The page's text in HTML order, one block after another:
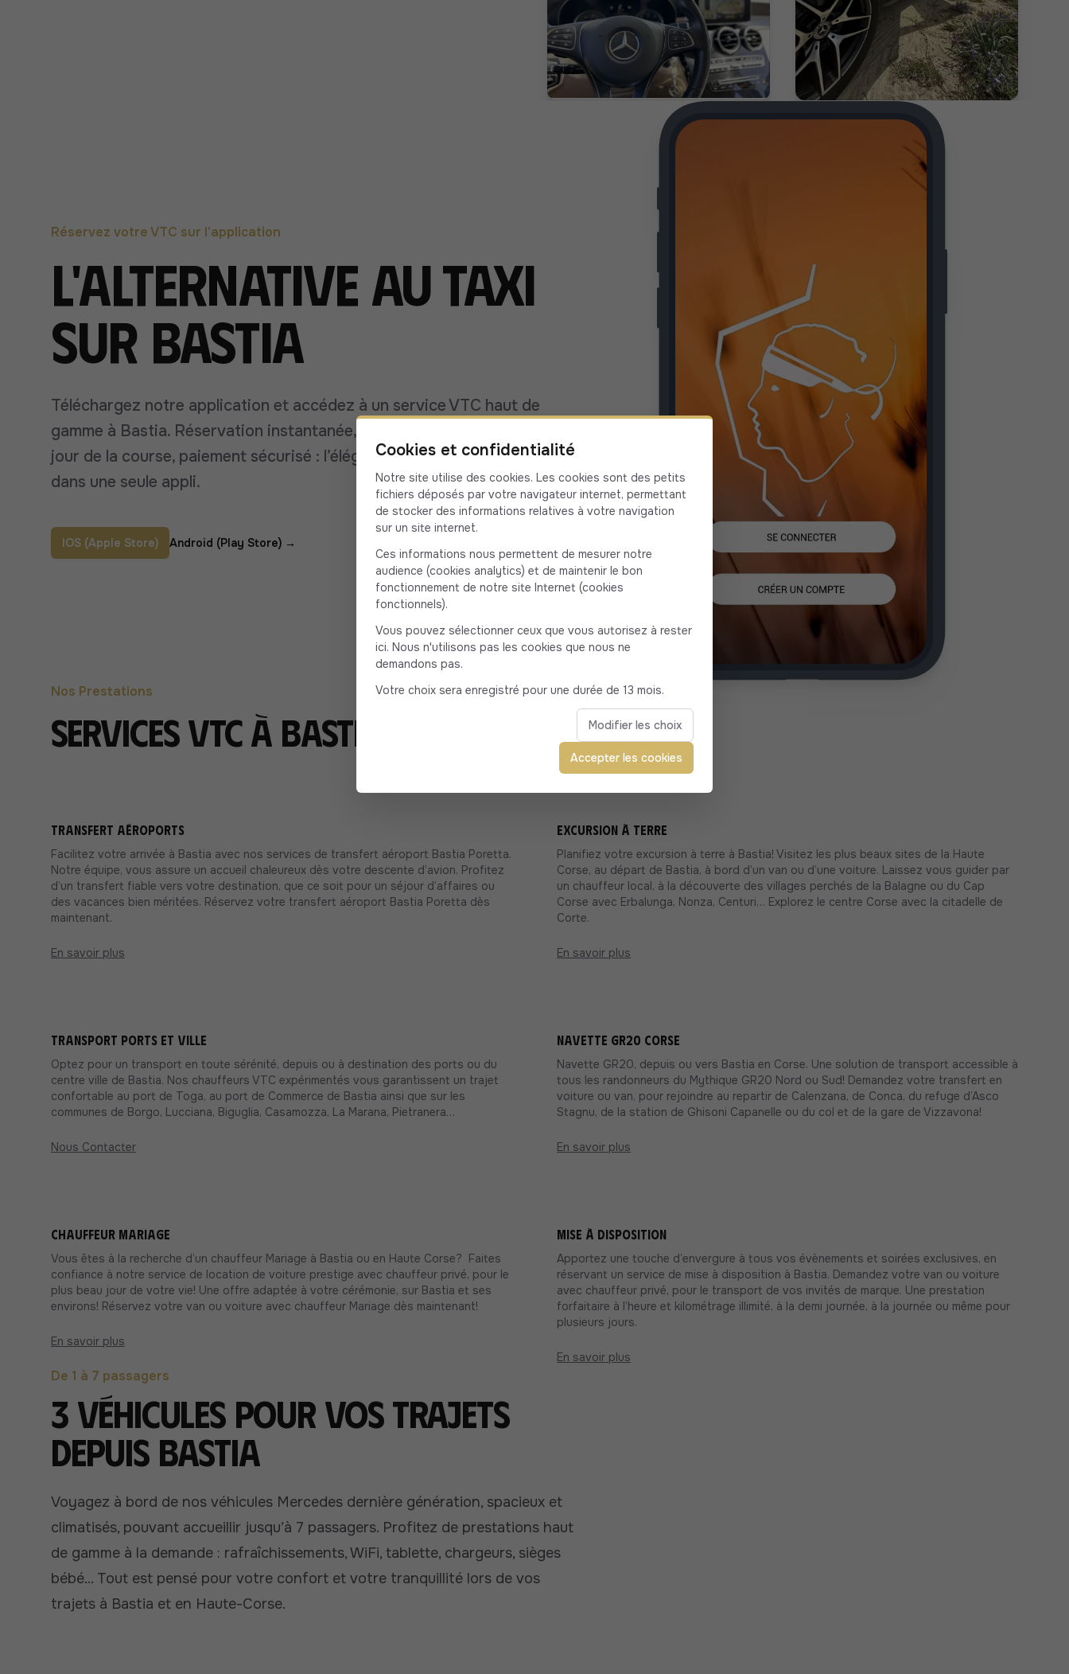
Réservez votre VTC sur l'application
L'alternative au taxi
sur Bastia
Téléchargez notre application et accédez à un service VTC haut de
gamme à Bastia. Réservation instantanée, suivi chauffeur en direct le
jour de la course, paiement sécurisé : l’élégance et l’efficacité réunies
dans une seule appli.
IOS (Apple Store) Android (Play Store) →
Nos Prestations
Services VTC à Bastia
Transfert aéroports
Facilitez votre arrivée à Bastia avec nos services de transfert aéroport Bastia Poretta.
Notre équipe, vous assure un accueil chaleureux dès votre descente d’avion. Profitez
d’un transfert fiable vers votre destination, que ce soit pour un séjour d’affaires ou
des vacances bien méritées. Réservez votre transfert aéroport Bastia Poretta dès
maintenant.
En savoir plus
Excursion à terre
Planifiez votre excursion à terre à Bastia! Visitez les plus beaux sites de la Haute
Corse, au départ de Bastia, à bord d’un van ou d’une voiture. Laissez vous guider par
un chauffeur local, à la découverte des villages perchés de la Balagne ou du Cap
Corse avec Erbalunga, Nonza, Centuri… Explorez le centre Corse avec la citadelle de
Corte.
En savoir plus
Transport Ports et ville
Optez pour un transport en toute sérénité, depuis ou à destination des ports ou du
centre ville de Bastia. Nos chauffeurs VTC expérimentés vous garantissent un trajet
confortable au port de Toga, au port de Commerce de Bastia ainsi que sur les
communes de Borgo, Lucciana, Biguglia, Casamozza, La Marana, Pietranera…
Nous Contacter
Navette GR20 Corse
Navette GR20, depuis ou vers Bastia en Corse. Une solution de transport accessible à
tous les randonneurs du Mythique GR20 Nord ou Sud! Demandez votre transfert en
voiture ou van, pour rejoindre au repartir de Calenzana, de Conca, du refuge d’Asco
Stagnu, de la station de Ghisoni Capanelle ou du col et de la gare de Vizzavona!
En savoir plus
Chauffeur Mariage
Vous êtes à la recherche d’un chauffeur Mariage à Bastia ou en Haute Corse? Faites
confiance à notre service de location de voiture prestige avec chauffeur privé, pour le
plus beau jour de votre vie! Une offre adaptée à votre cérémonie, sur Bastia et ses
environs! Réservez votre van ou voiture avec chauffeur Mariage dès maintenant!
En savoir plus
Mise à disposition
Apportez une touche d’envergure à tous vos évènements et soirées exclusives, en
réservant un service de mise à disposition à Bastia. Demandez votre van ou voiture
avec chauffeur privé, pour le transport de vos invités de marque. Une prestation
forfaitaire à l’heure et kilométrage illimité, à la demi journée, à la journée ou même pour
plusieurs jours.
En savoir plus
De 1 à 7 passagers
3 véhicules pour vos trajets
depuis Bastia
Voyagez à bord de nos véhicules Mercedes dernière génération, spacieux et
climatisés, pouvant accueillir jusqu’à 7 passagers. Profitez de prestations haut
de gamme à la demande : rafraîchissements, WiFi, tablette, chargeurs, sièges
bébé... Tout est pensé pour votre confort et votre tranquillité lors de vos
trajets à Bastia et en Haute-Corse.
Cookies et confidentialité
Notre site utilise des cookies. Les cookies sont des petits
fichiers déposés par votre navigateur internet, permettant
de stocker des informations relatives à votre navigation
sur un site internet.
Ces informations nous permettent de mesurer notre
audience (cookies analytics) et de maintenir le bon
fonctionnement de notre site Internet (cookies
fonctionnels).
Vous pouvez sélectionner ceux que vous autorisez à rester
ici. Nous n'utilisons pas les cookies que nous ne
demandons pas.
Votre choix sera enregistré pour une durée de 13 mois.
Modifier les choix
Accepter les cookies